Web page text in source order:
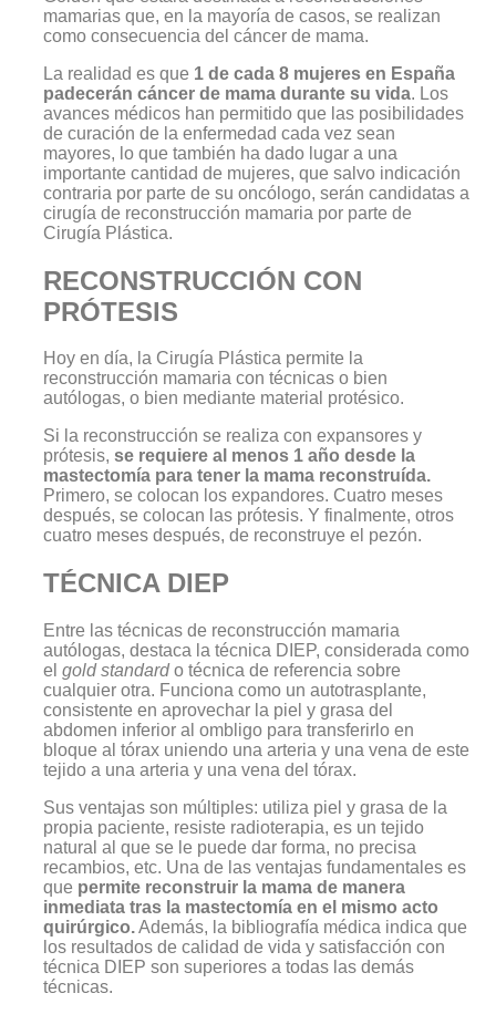
mamarias que, en la mayoría de casos, se realizan
como consecuencia del cáncer de mama.
La realidad es que 1 de cada 8 mujeres en España
padecerán cáncer de mama durante su vida. Los
avances médicos han permitido que las posibilidades
de curación de la enfermedad cada vez sean
mayores, lo que también ha dado lugar a una
importante cantidad de mujeres, que salvo indicación
contraria por parte de su oncólogo, serán candidatas a
cirugía de reconstrucción mamaria por parte de
Cirugía Plástica.
RECONSTRUCCIÓN CON
PRÓTESIS
Hoy en día, la Cirugía Plástica permite la
reconstrucción mamaria con técnicas o bien
autólogas, o bien mediante material protésico.
Si la reconstrucción se realiza con expansores y
prótesis,se requiere al menos 1 año desde la
mastectomía para tener la mama reconstruída.
Primero, se colocan los expandores. Cuatro meses
después, se colocan las prótesis. Y finalmente, otros
cuatro meses después, de reconstruye el pezón.
TÉCNICA DIEP
Entre las técnicas de reconstrucción mamaria
autólogas, destaca la técnica DIEP, considerada como
elgold standardo técnica de referencia sobre
cualquier otra. Funciona como un autotrasplante,
consistente en aprovechar la piel y grasa del
abdomen inferior al ombligo para transferirlo en
bloque al tórax uniendo una arteria y una vena de este
tejido a una arteria y una vena del tórax.
Sus ventajas son múltiples: utiliza piel y grasa de la
propia paciente, resiste radioterapia, es un tejido
natural al que se le puede dar forma, no precisa
recambios, etc. Una de las ventajas fundamentales es
que permite reconstruir la mama de manera
inmediata tras la mastectomía en el mismo acto
quirúrgico.Además, la bibliografía médica indica que
los resultados de calidad de vida y satisfacción con
técnica DIEP son superiores a todas las demás
técnicas.